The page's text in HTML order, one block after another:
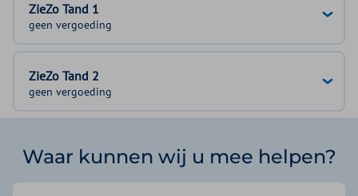
ZieZo Tand 1
geen vergoeding
ZieZo Tand 2
geen vergoeding
Waar kunnen wij u mee helpen?